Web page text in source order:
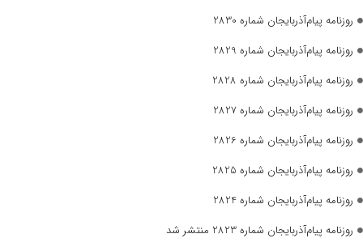
روزنامه پیام‌آذربایجان شماره 2830
روزنامه پیام‌آذربایجان شماره 2829
روزنامه پیام‌آذربایجان شماره 2828
روزنامه پیام‌آذربایجان شماره 2827
روزنامه پیام‌آذربایجان شماره 2826
روزنامه پیام‌آذربایجان شماره 2825
روزنامه پیام‌آذربایجان شماره 2824
روزنامه پیام‌آذربایجان شماره 2823 منتشر شد